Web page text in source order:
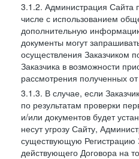
3.1.2. Администрация Сайта
числе с использованием
дополнительную
документы могут
осуществления Заказчиком
Заказчика в возможности
рассмотрения полученных
3.1.3. В случае, если
по результатам проверки
и/или документов будет
несут угрозу Сайту,
существующую Регистрацию
действующего Договора на